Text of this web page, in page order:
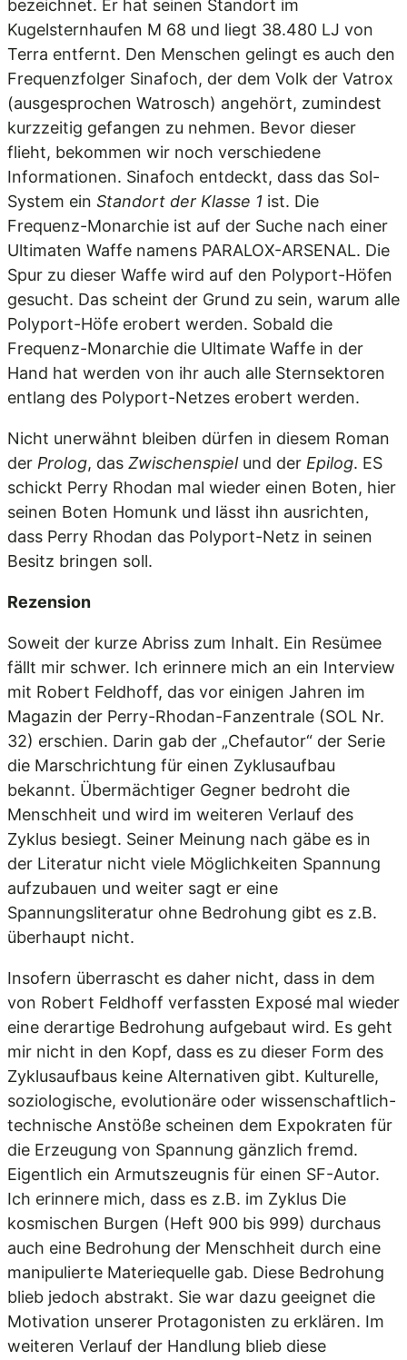
bezeichnet. Er hat seinen Standort im
Kugelsternhaufen M 68 und liegt 38.480 LJ von
Terra entfernt. Den Menschen gelingt es auch den
Frequenzfolger Sinafoch, der dem Volk der Vatrox
(ausgesprochen Watrosch) angehört, zumindest
kurzzeitig gefangen zu nehmen. Bevor dieser
flieht, bekommen wir noch verschiedene
Informationen. Sinafoch entdeckt, dass das Sol-
System ein Standort der Klasse 1 ist. Die
Frequenz-Monarchie ist auf der Suche nach einer
Ultimaten Waffe namens PARALOX-ARSENAL. Die
Spur zu dieser Waffe wird auf den Polyport-Höfen
gesucht. Das scheint der Grund zu sein, warum alle
Polyport-Höfe erobert werden. Sobald die
Frequenz-Monarchie die Ultimate Waffe in der
Hand hat werden von ihr auch alle Sternsektoren
entlang des Polyport-Netzes erobert werden.
Nicht unerwähnt bleiben dürfen in diesem Roman
der Prolog, das Zwischenspielund der Epilog. ES
schickt Perry Rhodan mal wieder einen Boten, hier
seinen Boten Homunk und lässt ihn ausrichten,
dass Perry Rhodan das Polyport-Netz in seinen
Besitz bringen soll.
Rezension
Soweit der kurze Abriss zum Inhalt. Ein Resümee
fällt mir schwer. Ich erinnere mich an ein Interview
mit Robert Feldhoff, das vor einigen Jahren im
Magazin der Perry-Rhodan-Fanzentrale (SOL Nr.
32) erschien. Darin gab der „Chefautor“ der Serie
die Marschrichtung für einen Zyklusaufbau
bekannt. Übermächtiger Gegner bedroht die
Menschheit und wird im weiteren Verlauf des
Zyklus besiegt. Seiner Meinung nach gäbe es in
der Literatur nicht viele Möglichkeiten Spannung
aufzubauen und weiter sagt er eine
Spannungsliteratur ohne Bedrohung gibt es z.B.
überhaupt nicht.
Insofern überrascht es daher nicht, dass in dem
von Robert Feldhoff verfassten Exposé mal wieder
eine derartige Bedrohung aufgebaut wird. Es geht
mir nicht in den Kopf, dass es zu dieser Form des
Zyklusaufbaus keine Alternativen gibt. Kulturelle,
soziologische, evolutionäre oder wissenschaftlich-
technische Anstöße scheinen dem Expokraten für
die Erzeugung von Spannung gänzlich fremd.
Eigentlich ein Armutszeugnis für einen SF-Autor.
Ich erinnere mich, dass es z.B. im Zyklus Die
kosmischen Burgen (Heft 900 bis 999) durchaus
auch eine Bedrohung der Menschheit durch eine
manipulierte Materiequelle gab. Diese Bedrohung
blieb jedoch abstrakt. Sie war dazu geeignet die
Motivation unserer Protagonisten zu erklären. Im
weiteren Verlauf der Handlung blieb diese